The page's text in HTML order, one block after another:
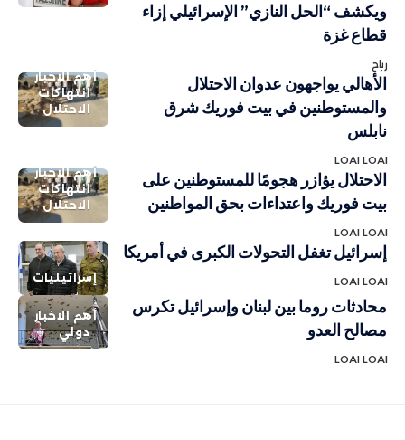
ويكشف “الحل النازي” الإسرائيلي إزاء
قطاع غزة
رباح
أهم الاخبار
انتهاكات
الاحتلال
الأهالي يواجهون عدوان الاحتلال
والمستوطنين في بيت فوريك شرق
نابلس
LOAI LOAI
أهم الاخبار
انتهاكات
الاحتلال
الاحتلال يؤازر هجومًا للمستوطنين على
بيت فوريك واعتداءات بحق المواطنين
LOAI LOAI
إسرائيليات
إسرائيل تغفل التحولات الكبرى في أمريكا
LOAI LOAI
أهم الاخبار
دولي
محادثات روما بين لبنان وإسرائيل تكرس
مصالح العدو
LOAI LOAI